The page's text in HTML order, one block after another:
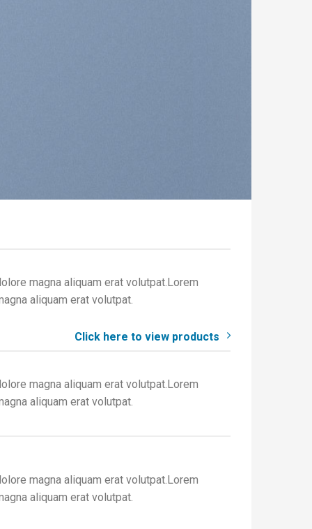
magna aliquam erat volutpat.Lorem
aliquam erat volutpat.
Click here to view products
magna aliquam erat volutpat.Lorem
aliquam erat volutpat.
magna aliquam erat volutpat.Lorem
aliquam erat volutpat.